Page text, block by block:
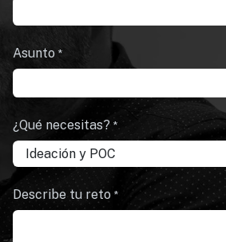
Asunto *
¿Qué necesitas? *
Describe tu reto *